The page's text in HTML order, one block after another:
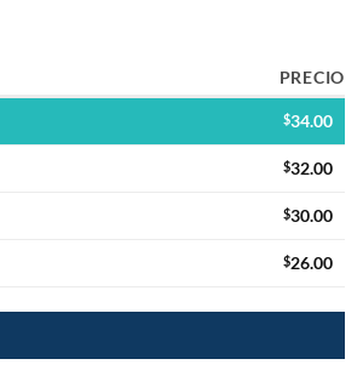
PRECIO
$34.00
$32.00
$30.00
$26.00